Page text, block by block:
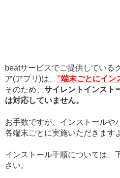
beatサービスでご提供している
ア(アプリ)は、 ”端末ごとにイン
そのため、 サイレントインスト
は対応していません。
お手数ですが、インストールや
各端末ごとに実施いただきます
インストール手順については、
さい。